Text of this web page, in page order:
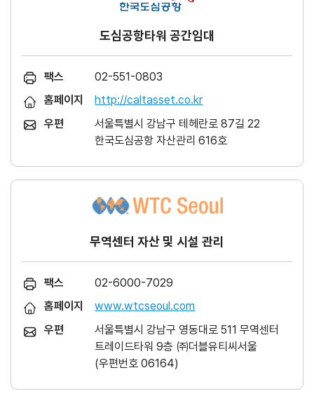
도심공항타워 공간임대
팩스
02-551-0803
홈페이지
http://caltasset.co.kr
우편
서울특별시 강남구 테헤란로 87길 22
한국도심공항 자산관리 616호
무역센터 자산 및 시설 관리
팩스
02-6000-7029
홈페이지
www.wtcseoul.com
우편
서울특별시 강남구 영동대로 511 무역센터
트레이드타워 9층 ㈜더블유티씨서울
(우편번호 06164)